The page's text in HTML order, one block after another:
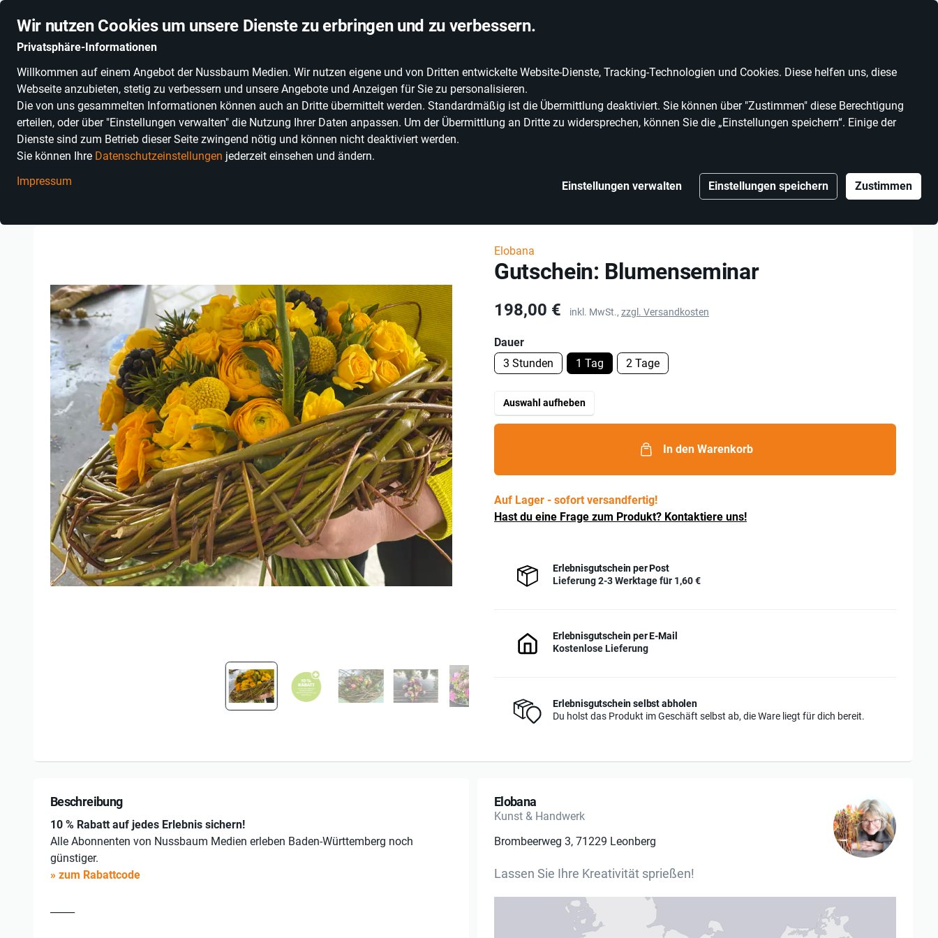
Wir nutzen Cookies um unsere Dienste zu erbringen und zu verbessern.
Privatsphäre-Informationen
Willkommen auf einem Angebot der Nussbaum Medien. Wir nutzen eigene und von Dritten entwickelte Website-Dienste, Tracking-Technologien und Cookies. Diese helfen uns, diese
Webseite anzubieten, stetig zu verbessern und unsere Angebote und Anzeigen für Sie zu personalisieren.
Die von uns gesammelten Informationen können auch an Dritte übermittelt werden. Standardmäßig ist die Übermittlung deaktiviert. Sie können über "Zustimmen" diese Berechtigung
erteilen, oder über "Einstellungen verwalten" die Nutzung Ihrer Daten anpassen. Um der Übermittlung an Dritte zu widersprechen, können Sie die „Einstellungen speichern“. Einige der
Dienste sind zum Betrieb dieser Seite zwingend nötig und können nicht deaktiviert werden.
Sie können Ihre Datenschutzeinstellungen jederzeit einsehen und ändern.
Impressum
Einstellungen verwalten Einstellungen speichern Zustimmen
PRODUKTKATEGORIEN SONNENGLAS® ALKOHOLFREIE WEINE ERLEBNISWELT WEINWELT
Elobana
Gutschein: Blumenseminar
Preis
198,00 € inkl. MwSt., zzgl. Versandkosten
Dauer
3 Stunden
1 Tag 2 Tage
Auswahl aufheben
In den Warenkorb
Auf Lager - sofort versandfertig!
Hast du eine Frage zum Produkt? Kontaktiere uns!
Erlebnisgutschein per Post
Lieferung 2-3 Werktage für 1,60 €
Erlebnisgutschein per E-Mail
Kostenlose Lieferung
Erlebnisgutschein selbst abholen
Du holst das Produkt im Geschäft selbst ab, die Ware liegt für dich bereit.
Beschreibung
10 % Rabatt auf jedes Erlebnis sichern!
Alle Abonnenten von Nussbaum Medien erleben Baden-Württemberg noch
günstiger.
» zum Rabattcode
Elobana
Kunst & Handwerk
Brombeerweg 3, 71229 Leonberg
Lassen Sie Ihre Kreativität sprießen!